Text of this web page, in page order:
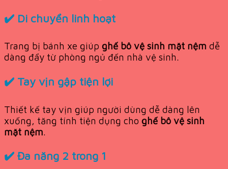
✔️ Di chuyển linh hoạt
Trang bị bánh xe giúp ghế bô vệ sinh mặt nệm dễ
dàng đẩy từ phòng ngủ đến nhà vệ sinh.
✔️ Tay vịn gập tiện lợi
Thiết kế tay vịn giúp người dùng dễ dàng lên
xuống, tăng tính tiện dụng cho ghế bô vệ sinh
mặt nệm.
✔️ Đa năng 2 trong 1